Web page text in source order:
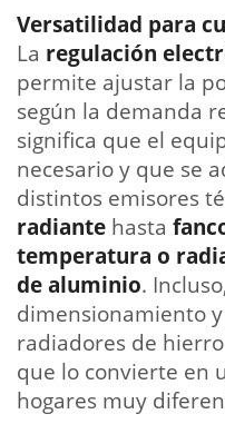
Versatilidad para
La regulación
permite ajustar la
según la demanda
significa que el
necesario y que se
distintos emisores
radiante hasta
temperatura o
de aluminio.
dimensionamiento
radiadores de
que lo convierte en
hogares muy